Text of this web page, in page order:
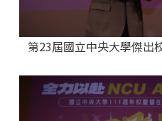
第23屆國立中央大學傑出